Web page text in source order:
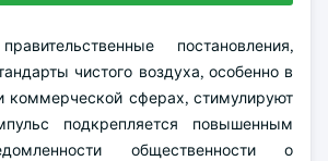
постановления,
чистого воздуха, особенно в
сферах, стимулируют
подкрепляется повышенным
общественности о